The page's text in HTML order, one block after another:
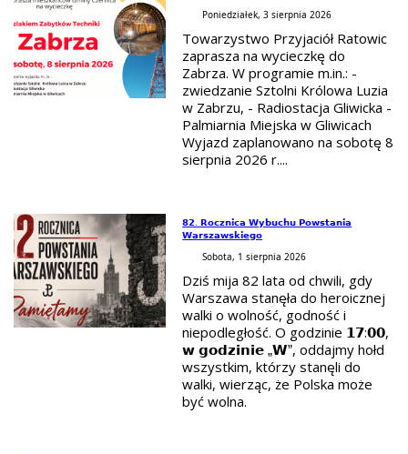
Poniedziałek, 3 sierpnia 2026
Towarzystwo Przyjaciół Ratowic
zaprasza na wycieczkę do
Zabrza. W programie m.in.: -
zwiedzanie Sztolni Królowa Luzia
w Zabrzu, - Radiostacja Gliwicka -
Palmiarnia Miejska w Gliwicach
Wyjazd zaplanowano na sobotę 8
sierpnia 2026 r....
𝟴𝟮. 𝗥𝗼𝗰𝘇𝗻𝗶𝗰𝗮 𝗪𝘆𝗯𝘂𝗰𝗵𝘂 𝗣𝗼𝘄𝘀𝘁𝗮𝗻𝗶𝗮
𝗪𝗮𝗿𝘀𝘇𝗮𝘄𝘀𝗸𝗶𝗲𝗴𝗼
Sobota, 1 sierpnia 2026
Dziś mija 82 lata od chwili, gdy
Warszawa stanęła do heroicznej
walki o wolność, godność i
niepodległość. O godzinie 𝟭𝟳:𝟬𝟬,
𝘄 𝗴𝗼𝗱𝘇𝗶𝗻𝗶𝗲 „𝗪”, oddajmy hołd
wszystkim, którzy stanęli do
walki, wierząc, że Polska może
być wolna.